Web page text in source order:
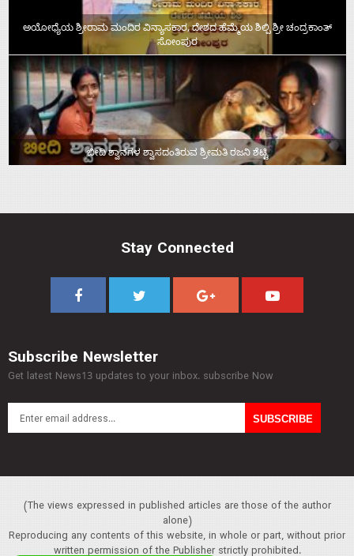
ಅಯೋಧ್ಯೆಯ ಶ್ರೀರಾಮ ಮಂದಿರ ವಿನ್ಯಾಸಕಾರ, ದೇಶದ ಹೆಮ್ಮೆಯ ಶಿಲ್ಪಿ ಶ್ರೀ ಚಂದ್ರಕಾಂತ್‌
ಸೋಂಪುರ
ಬೀದಿ ಶ್ವಾನಗಳ ಶ್ವಾಸದಂತಿರುವ ಶ್ರೀಮತಿ ರಜನಿ ಶೆಟ್ಟಿ
Stay Connected
Subscribe Newsletter
Get latest News13 updates to your inbox. subscribe Now
(The views expressed in published articles are those of the author
alone)
Reproducing any contents of this website, in whole or part, without prior
written permission of the Publisher strictly prohibited.